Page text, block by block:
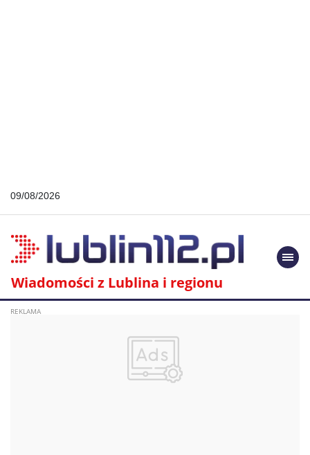
09/08/2026
Wiadomości z Lublina i regionu